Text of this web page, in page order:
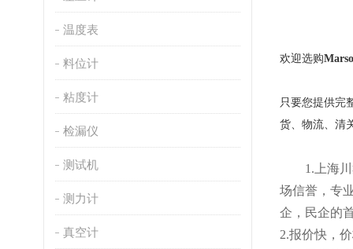
温度表
料位计
粘度计
检漏仪
测试机
测力计
真空计
欢迎选购
只要您提供完
货、物流、清
1. 上海
场信誉，专
企，民企的
2.报价快，